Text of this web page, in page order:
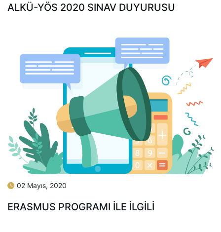
ALKÜ-YÖS 2020 SINAV DUYURUSU
02 Mayıs, 2020
ERASMUS PROGRAMI İLE İLGİLİ